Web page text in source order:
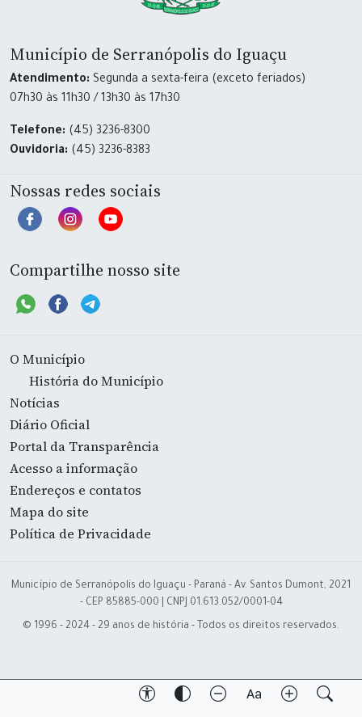
Município de Serranópolis do Iguaçu
Atendimento: Segunda a sexta-feira (exceto feriados)
07h30 às 11h30 / 13h30 às 17h30
Telefone: (45) 3236-8300
Ouvidoria: (45) 3236-8383
Nossas redes sociais
Compartilhe nosso site
O Município
História do Município
Notícias
Diário Oficial
Portal da Transparência
Acesso a informação
Endereços e contatos
Mapa do site
Política de Privacidade
Município de Serranópolis do Iguaçu - Paraná - Av. Santos Dumont, 2021
- CEP 85885-000 | CNPJ 01.613.052/0001-04
© 1996 - 2024 - 29 anos de história - Todos os direitos reservados.